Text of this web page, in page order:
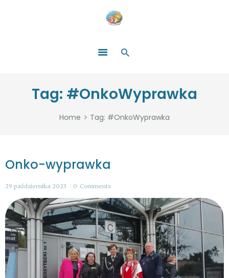
Tag: #OnkoWyprawka
Home Tag: #OnkoWyprawka
ZOSTAŃ DARCZYŃCĄ!
WYDARZENIA
PARTNERZY
Onko-wyprawka
29 października 2023 0 Comments